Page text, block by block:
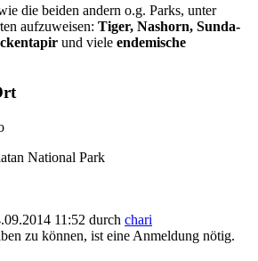
die beiden andern o.g. Parks, unter
aufzuweisen: Tiger, Nashorn, Sunda-
und viele endemische
National Park
11:52 durch chari
zu können, ist eine Anmeldung nötig.